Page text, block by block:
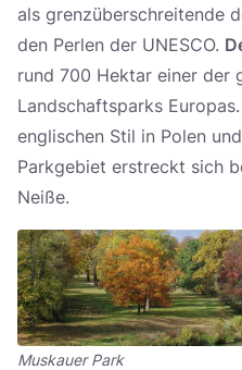
als grenzüberschreitende
den Perlen der UNESCO.
rund 700 Hektar einer der
Landschaftsparks
englischen Stil in Polen
Parkgebiet erstreckt sich
Neiße.
Muskauer Park